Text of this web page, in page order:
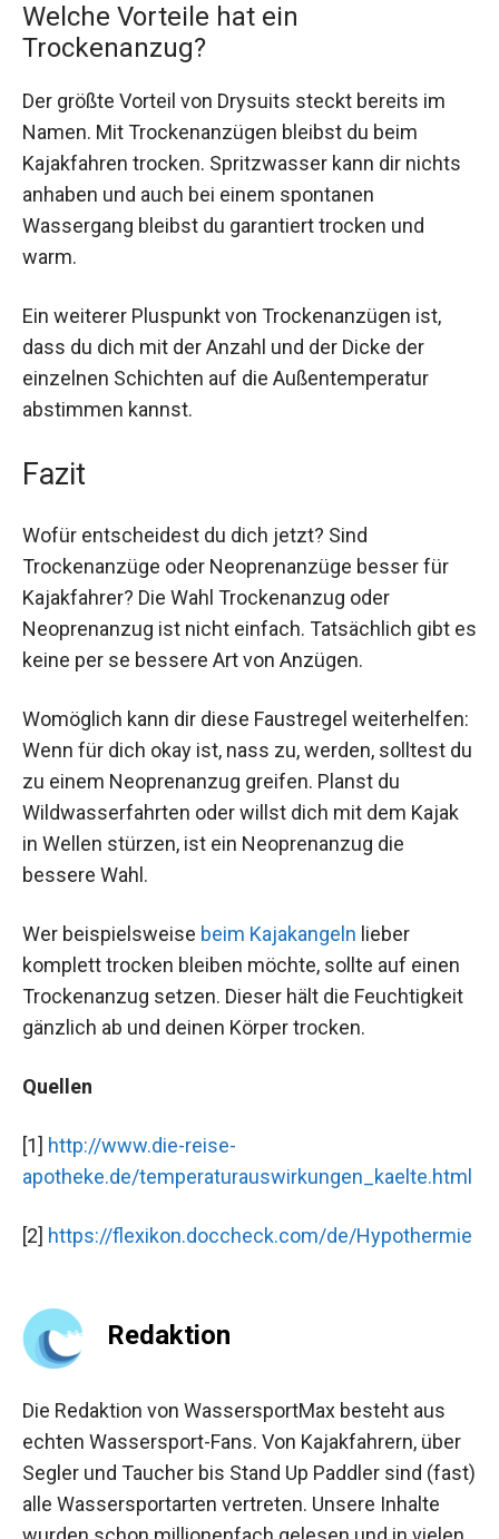
Welche Vorteile hat ein
Trockenanzug?
Der größte Vorteil von Drysuits steckt bereits im
Namen. Mit Trockenanzügen bleibst du beim
Kajakfahren trocken. Spritzwasser kann dir nichts
anhaben und auch bei einem spontanen
Wassergang bleibst du garantiert trocken und
warm.
Ein weiterer Pluspunkt von Trockenanzügen ist,
dass du dich mit der Anzahl und der Dicke der
einzelnen Schichten auf die Außentemperatur
abstimmen kannst.
Fazit
Wofür entscheidest du dich jetzt? Sind
Trockenanzüge oder Neoprenanzüge besser für
Kajakfahrer? Die Wahl Trockenanzug oder
Neoprenanzug ist nicht einfach. Tatsächlich gibt es
keine per se bessere Art von Anzügen.
Womöglich kann dir diese Faustregel weiterhelfen:
Wenn für dich okay ist, nass zu, werden, solltest du
zu einem Neoprenanzug greifen. Planst du
Wildwasserfahrten oder willst dich mit dem Kajak
in Wellen stürzen, ist ein Neoprenanzug die
bessere Wahl.
Wer beispielsweise beim Kajakangeln lieber
komplett trocken bleiben möchte, sollte auf einen
Trockenanzug setzen. Dieser hält die Feuchtigkeit
gänzlich ab und deinen Körper trocken.
Quellen
[1] http://www.die-reise-
apotheke.de/temperaturauswirkungen_kaelte.html
[2] https://flexikon.doccheck.com/de/Hypothermie
Redaktion
Die Redaktion von WassersportMax besteht aus
echten Wassersport-Fans. Von Kajakfahrern, über
Segler und Taucher bis Stand Up Paddler sind (fast)
alle Wassersportarten vertreten. Unsere Inhalte